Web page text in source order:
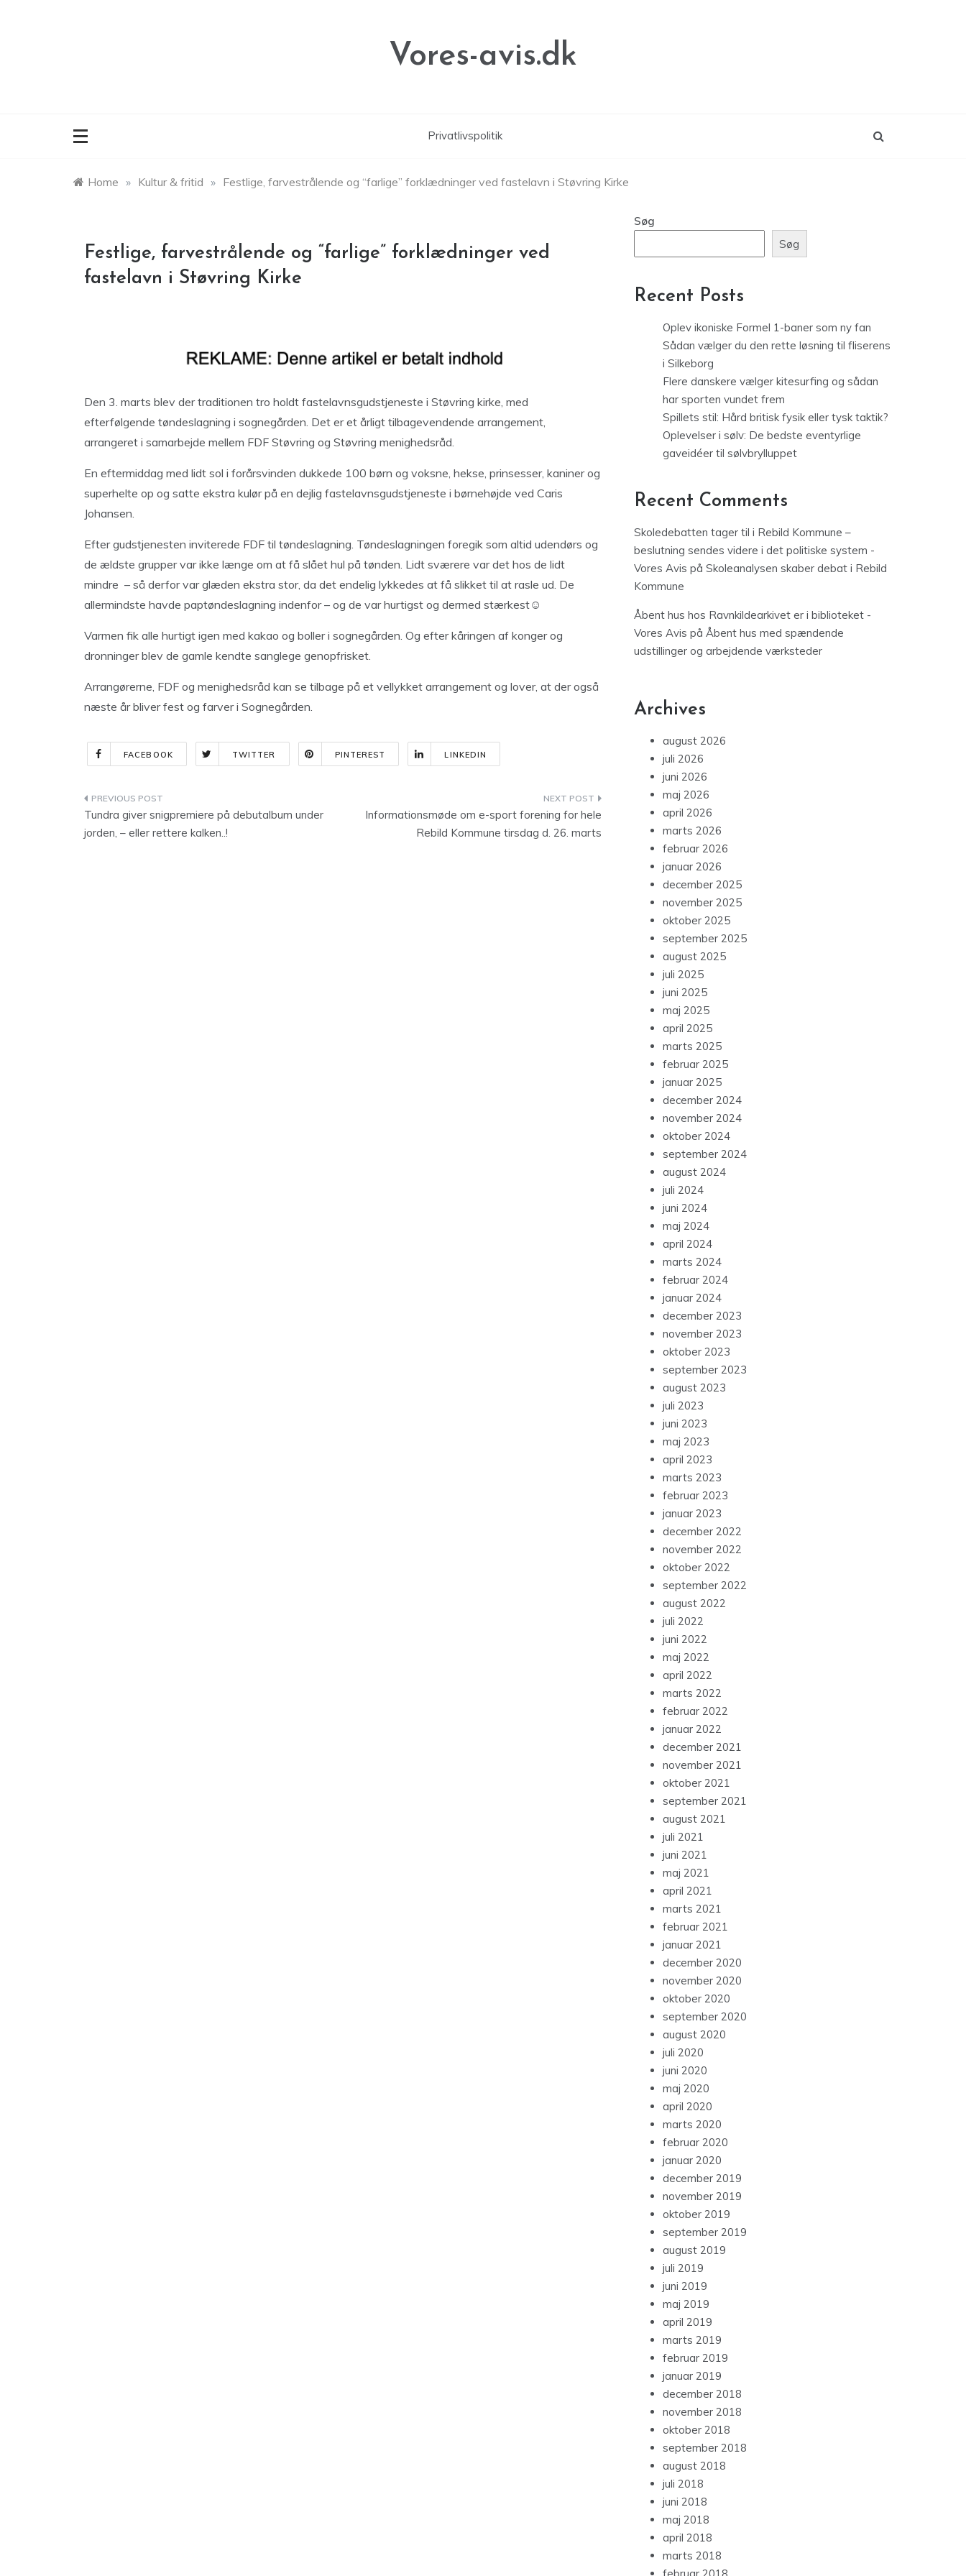
Vores-avis.dk
Privatlivspolitik
Home » Kultur & fritid » Festlige, farvestrålende og “farlige” forklædninger ved fastelavn i Støvring Kirke
Festlige, farvestrålende og “farlige” forklædninger ved
fastelavn i Støvring Kirke
Den 3. marts blev der traditionen tro holdt fastelavnsgudstjeneste i Støvring kirke, med
efterfølgende tøndeslagning i sognegården. Det er et årligt tilbagevendende arrangement,
arrangeret i samarbejde mellem FDF Støvring og Støvring menighedsråd.
En eftermiddag med lidt sol i forårsvinden dukkede 100 børn og voksne, hekse, prinsesser, kaniner og
superhelte op og satte ekstra kulør på en dejlig fastelavnsgudstjeneste i børnehøjde ved Caris
Johansen.
Efter gudstjenesten inviterede FDF til tøndeslagning. Tøndeslagningen foregik som altid udendørs og
de ældste grupper var ikke længe om at få slået hul på tønden. Lidt sværere var det hos de lidt
mindre – så derfor var glæden ekstra stor, da det endelig lykkedes at få slikket til at rasle ud. De
allermindste havde paptøndeslagning indenfor – og de var hurtigst og dermed stærkest☺
Varmen fik alle hurtigt igen med kakao og boller i sognegården. Og efter kåringen af konger og
dronninger blev de gamle kendte sanglege genopfrisket.
Arrangørerne, FDF og menighedsråd kan se tilbage på et vellykket arrangement og lover, at der også
næste år bliver fest og farver i Sognegården.
FACEBOOK TWITTER PINTEREST LINKEDIN
Indlægsnavigation
Tundra giver snigpremiere på debutalbum under
jorden, – eller rettere kalken..!
Informationsmøde om e-sport forening for hele
Rebild Kommune tirsdag d. 26. marts
Søg
Søg
Recent Posts
Oplev ikoniske Formel 1-baner som ny fan
Sådan vælger du den rette løsning til fliserens
i Silkeborg
Flere danskere vælger kitesurfing og sådan
har sporten vundet frem
Spillets stil: Hård britisk fysik eller tysk taktik?
Oplevelser i sølv: De bedste eventyrlige
gaveidéer til sølvbrylluppet
Recent Comments
Skoledebatten tager til i Rebild Kommune –
beslutning sendes videre i det politiske system -
Vores Avis på Skoleanalysen skaber debat i Rebild
Kommune
Åbent hus hos Ravnkildearkivet er i biblioteket -
Vores Avis på Åbent hus med spændende
udstillinger og arbejdende værksteder
Archives
august 2026
juli 2026
juni 2026
maj 2026
april 2026
marts 2026
februar 2026
januar 2026
december 2025
november 2025
oktober 2025
september 2025
august 2025
juli 2025
juni 2025
maj 2025
april 2025
marts 2025
februar 2025
januar 2025
december 2024
november 2024
oktober 2024
september 2024
august 2024
juli 2024
juni 2024
maj 2024
april 2024
marts 2024
februar 2024
januar 2024
december 2023
november 2023
oktober 2023
september 2023
august 2023
juli 2023
juni 2023
maj 2023
april 2023
marts 2023
februar 2023
januar 2023
december 2022
november 2022
oktober 2022
september 2022
august 2022
juli 2022
juni 2022
maj 2022
april 2022
marts 2022
februar 2022
januar 2022
december 2021
november 2021
oktober 2021
september 2021
august 2021
juli 2021
juni 2021
maj 2021
april 2021
marts 2021
februar 2021
januar 2021
december 2020
november 2020
oktober 2020
september 2020
august 2020
juli 2020
juni 2020
maj 2020
april 2020
marts 2020
februar 2020
januar 2020
december 2019
november 2019
oktober 2019
september 2019
august 2019
juli 2019
juni 2019
maj 2019
april 2019
marts 2019
februar 2019
januar 2019
december 2018
november 2018
oktober 2018
september 2018
august 2018
juli 2018
juni 2018
maj 2018
april 2018
marts 2018